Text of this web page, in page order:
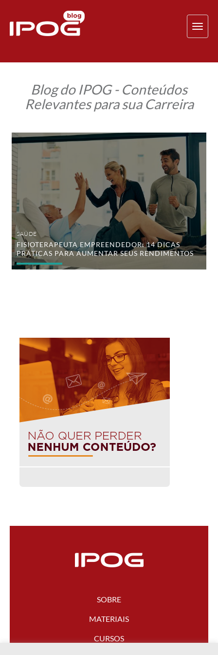
Blog do IPOG - Conteúdos
Relevantes para sua Carreira
Fisioterapeuta
empreendedor:
14
dicas
práticas
para
aumentar
seus
rendimentos
SAÚDE
FISIOTERAPEUTA EMPREENDEDOR: 14 DICAS
PRÁTICAS PARA AUMENTAR SEUS RENDIMENTOS
SOBRE
MATERIAIS
CURSOS